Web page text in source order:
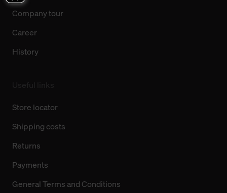
Company tour
Career
History
Store locator
Shipping costs
Returns
Payments
General Terms and Conditions